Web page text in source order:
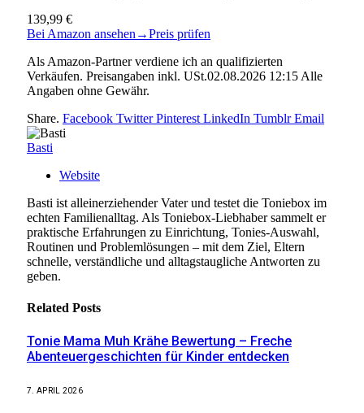
139,99 €
Bei Amazon ansehen →Preis prüfen
Als Amazon-Partner verdiene ich an qualifizierten
Verkäufen. Preisangaben inkl. USt.02.08.2026 12:15 Alle
Angaben ohne Gewähr.
Share. Facebook Twitter Pinterest LinkedIn Tumblr Email
Basti
Website
Basti ist alleinerziehender Vater und testet die Toniebox im
echten Familienalltag. Als Toniebox-Liebhaber sammelt er
praktische Erfahrungen zu Einrichtung, Tonies-Auswahl,
Routinen und Problemlösungen – mit dem Ziel, Eltern
schnelle, verständliche und alltagstaugliche Antworten zu
geben.
Related Posts
Tonie Mama Muh Krähe Bewertung – Freche
Abenteuergeschichten für Kinder entdecken
7. APRIL 2026